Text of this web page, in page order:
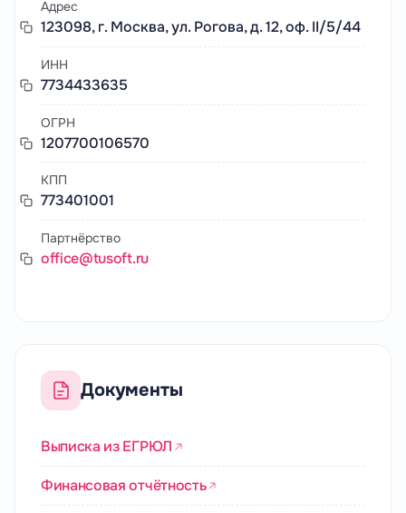
Адрес
123098, г. Москва, ул. Рогова, д. 12, оф. II/5/44
ИНН
7734433635
ОГРН
1207700106570
КПП
773401001
Партнёрство
office@tusoft.ru
Документы
Выписка из ЕГРЮЛ
Финансовая отчётность